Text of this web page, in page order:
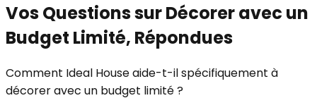
Vos Questions sur Décorer avec un
Budget Limité, Répondues
Comment Ideal House aide-t-il spécifiquement à
décorer avec un budget limité ?